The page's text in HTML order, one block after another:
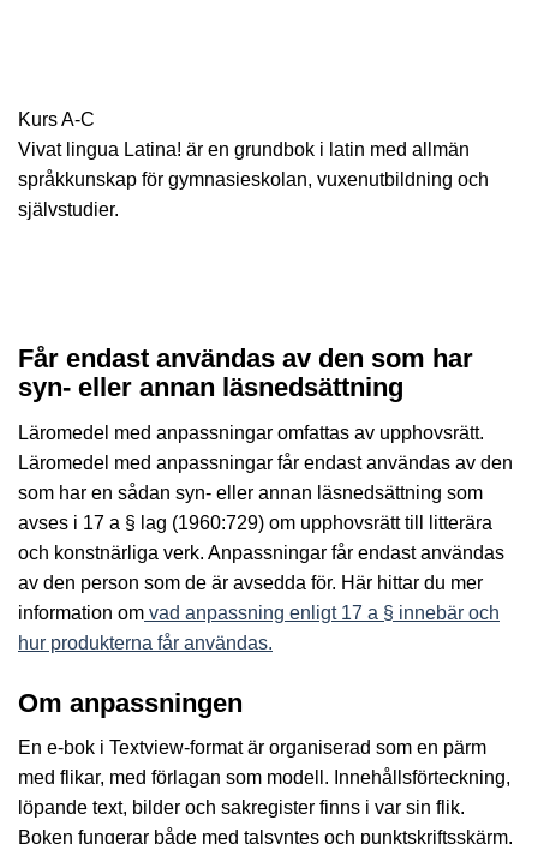
Kurs A-C
Vivat lingua Latina! är en grundbok i latin med allmän
språkkunskap för gymnasieskolan, vuxenutbildning och
självstudier.
Får endast användas av den som har
syn- eller annan läsnedsättning
Läromedel med anpassningar omfattas av upphovsrätt.
Läromedel med anpassningar får endast användas av den
som har en sådan syn- eller annan läsnedsättning som
avses i 17 a § lag (1960:729) om upphovsrätt till litterära
och konstnärliga verk. Anpassningar får endast användas
av den person som de är avsedda för. Här hittar du mer
information om vad anpassning enligt 17 a § innebär och
hur produkterna får användas.
Om anpassningen
En e-bok i Textview-format är organiserad som en pärm
med flikar, med förlagan som modell. Innehållsförteckning,
löpande text, bilder och sakregister finns i var sin flik.
Boken fungerar både med talsyntes och punktskriftsskärm.